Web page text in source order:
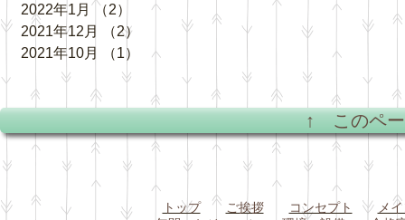
2022年1月
（2）
2件の記事
2021年12月
（2）
2件の記事
2021年10月
（1） 1件の記事
↑ このペ
トップ ご挨拶 コンセプト
メ